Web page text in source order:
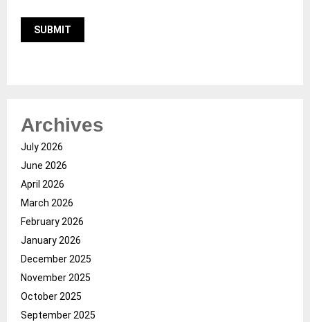
Archives
July 2026
June 2026
April 2026
March 2026
February 2026
January 2026
December 2025
November 2025
October 2025
September 2025